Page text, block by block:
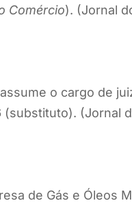
Comércio). (Jornal
o cargo de
(substituto). (Jornal
de Gás e Óleos